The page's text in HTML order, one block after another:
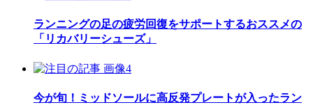
ランニングの足の疲労回復をサポートするおススメの
「リカバリーシューズ」
今が旬！ミッドソールに高反発プレートが入ったラン